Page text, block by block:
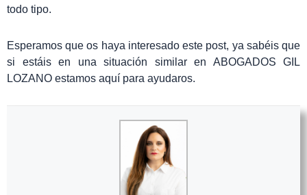
todo tipo.
Esperamos que os haya interesado este post, ya sabéis que
si estáis en una situación similar en ABOGADOS GIL
LOZANO estamos aquí para ayudaros.